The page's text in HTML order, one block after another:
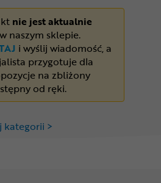
nie jest aktualnie
w naszym sklepie.
i wyślij wiadomość, a
przygotuje dla
na zbliżony
od ręki.
kategorii >